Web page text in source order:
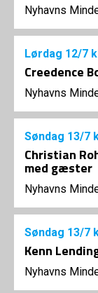
Nyhavns
Lørdag 12/7
Creedence
Nyhavns
Søndag 13/7
Christian
med gæster
Nyhavns
Søndag 13/7
Kenn
Nyhavns